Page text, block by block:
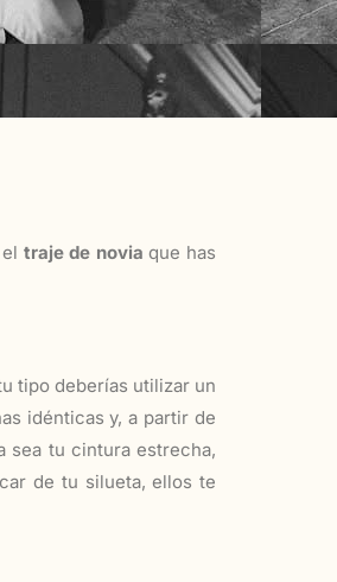
traje de novia que has
tipo deberías utilizar un
idénticas y, a partir de
sea tu cintura estrecha,
de tu silueta, ellos te